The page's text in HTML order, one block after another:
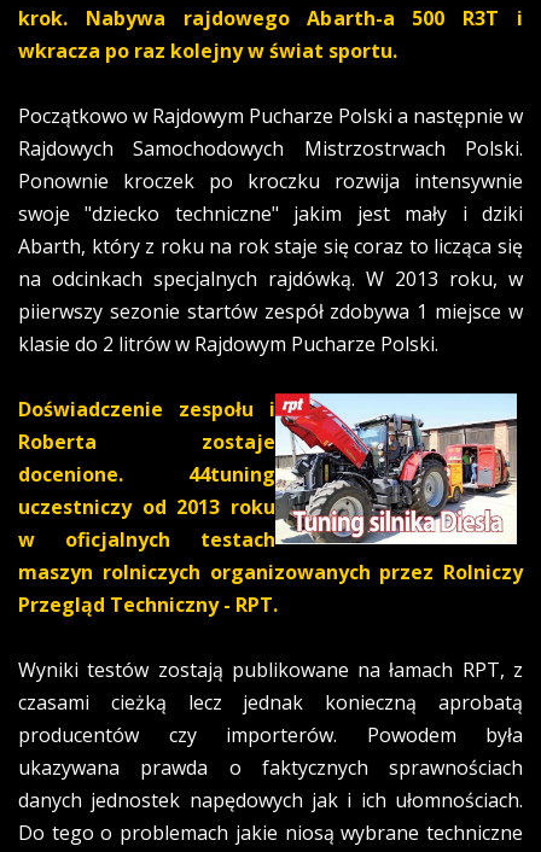
krok. Nabywa rajdowego Abarth-a 500 R3T i
wkracza po raz kolejny w świat sportu.
Początkowo w Rajdowym Pucharze Polski a następnie w
Rajdowych Samochodowych Mistrzostrwach Polski.
Ponownie kroczek po kroczku rozwija intensywnie
swoje "dziecko techniczne" jakim jest mały i dziki
Abarth, który z roku na rok staje się coraz to licząca się
na odcinkach specjalnych rajdówką. W 2013 roku, w
piierwszy sezonie startów zespół zdobywa 1 miejsce w
klasie do 2 litrów w Rajdowym Pucharze Polski.
Doświadczenie zespołu i
Roberta zostaje
docenione. 44tuning
uczestniczy od 2013 roku
w oficjalnych testach
maszyn rolniczych organizowanych przez Rolniczy
Przegląd Techniczny - RPT.
Wyniki testów zostają publikowane na łamach RPT, z
czasami cieżką lecz jednak konieczną aprobatą
producentów czy importerów. Powodem była
ukazywana prawda o faktycznych sprawnościach
danych jednostek napędowych jak i ich ułomnościach.
Do tego o problemach jakie niosą wybrane techniczne